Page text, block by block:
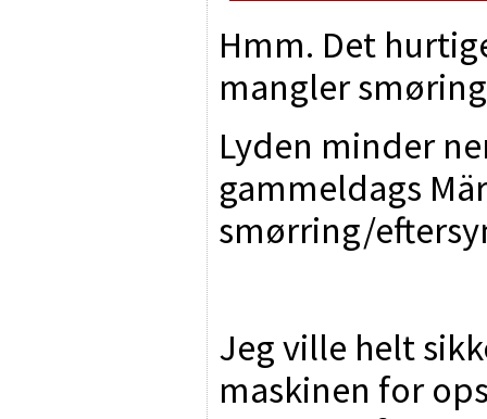
Hmm. Det
mangler
Lyden minder
gammeldags
smørring/
Jeg ville helt
maskinen for